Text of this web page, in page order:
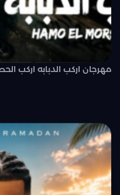
مهرجان اركب الدبابه اركب